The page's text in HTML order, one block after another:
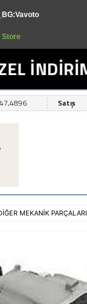
Store
İNDİRİM
47,4896 Satış
MEKANİK PARÇALARI